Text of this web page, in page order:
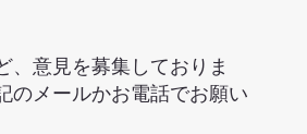
、意見を募集しておりま
のメールかお電話でお願い